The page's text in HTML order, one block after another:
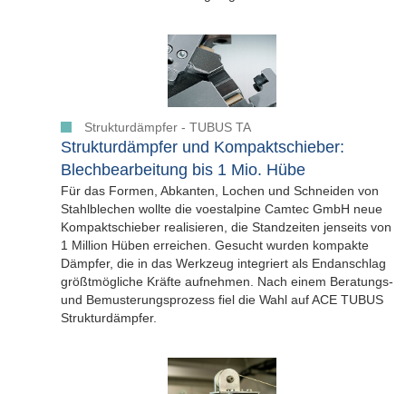
Strukturdämpfer - TUBUS TA
Strukturdämpfer und Kompaktschieber:
Blechbearbeitung bis 1 Mio. Hübe
Für das Formen, Abkanten, Lochen und Schneiden von
Stahlblechen wollte die voestalpine Camtec GmbH neue
Kompaktschieber realisieren, die Standzeiten jenseits von
1 Million Hüben erreichen. Gesucht wurden kompakte
Dämpfer, die in das Werkzeug integriert als Endanschlag
größtmögliche Kräfte aufnehmen. Nach einem Beratungs-
und Bemusterungsprozess fiel die Wahl auf ACE TUBUS
Strukturdämpfer.